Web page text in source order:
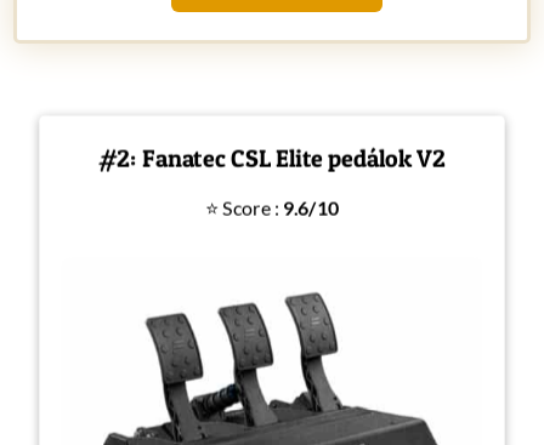
#2: Fanatec CSL Elite pedálok V2
⭐ Score : 9.6/10